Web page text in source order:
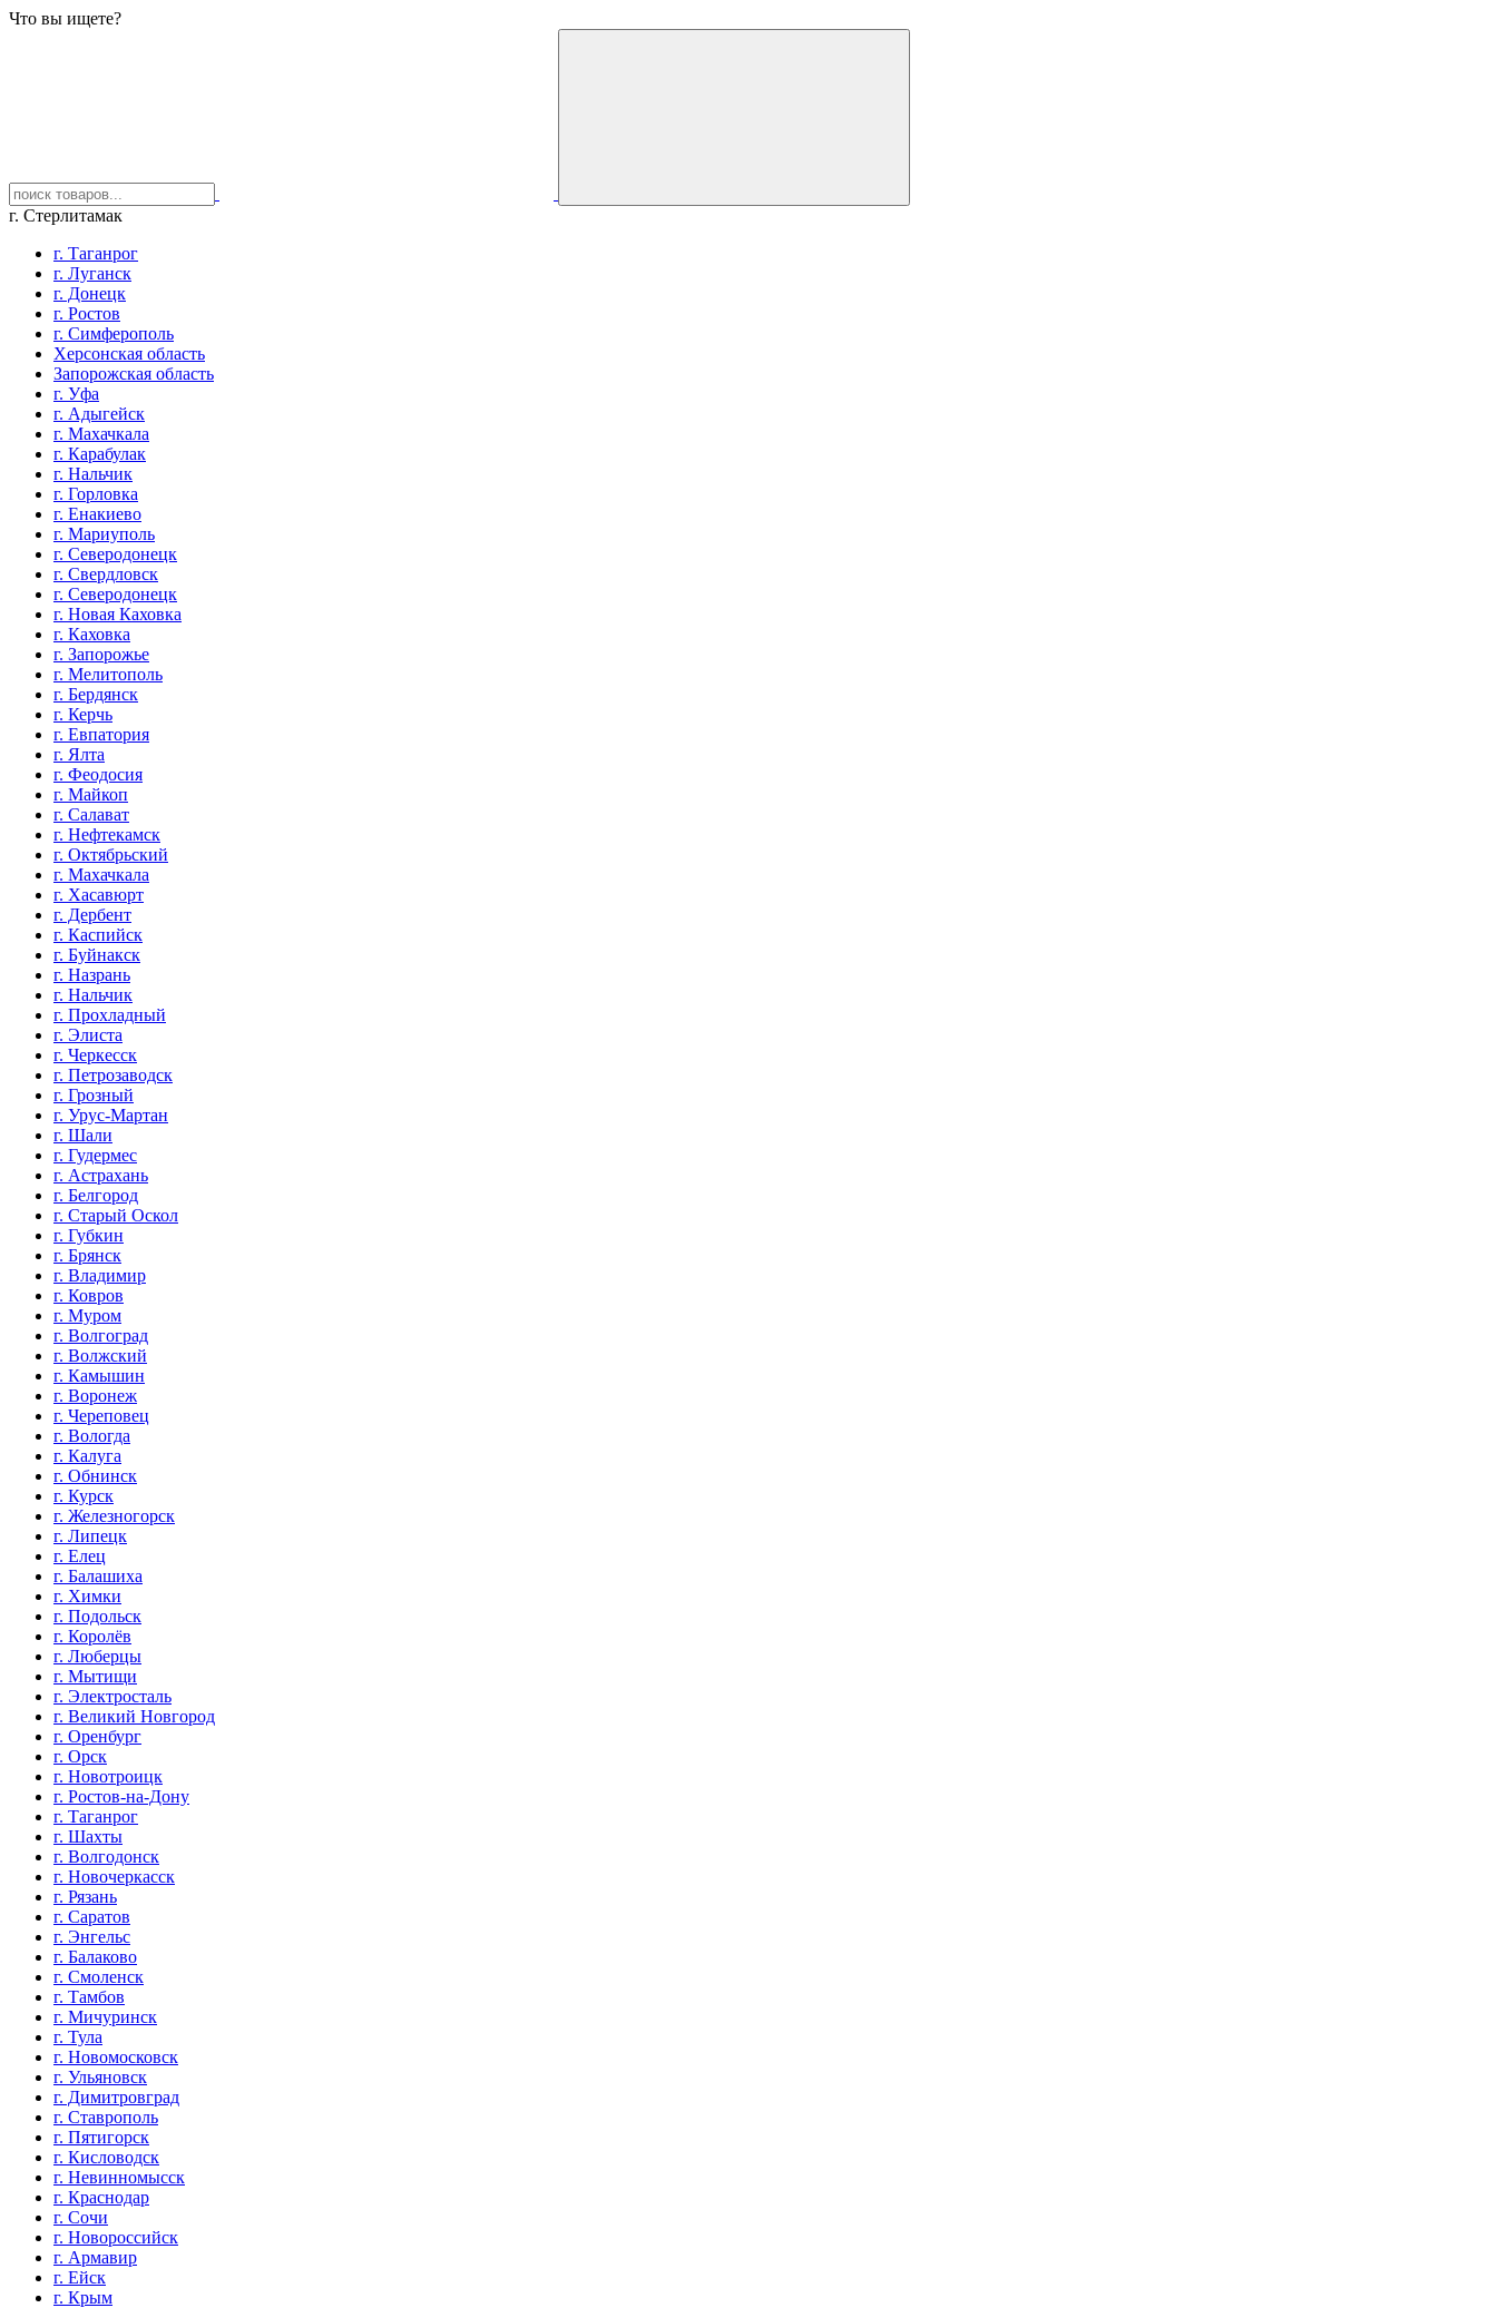
Что вы ищете?
г. Стерлитамак
г. Таганрог
г. Луганск
г. Донецк
г. Ростов
г. Симферополь
Херсонская область
Запорожская область
г. Уфа
г. Адыгейск
г. Махачкала
г. Карабулак
г. Нальчик
г. Горловка
г. Енакиево
г. Мариуполь
г. Северодонецк
г. Свердловск
г. Северодонецк
г. Новая Каховка
г. Каховка
г. Запорожье
г. Мелитополь
г. Бердянск
г. Керчь
г. Евпатория
г. Ялта
г. Феодосия
г. Майкоп
г. Салават
г. Нефтекамск
г. Октябрьский
г. Махачкала
г. Хасавюрт
г. Дербент
г. Каспийск
г. Буйнакск
г. Назрань
г. Нальчик
г. Прохладный
г. Элиста
г. Черкесск
г. Петрозаводск
г. Грозный
г. Урус-Мартан
г. Шали
г. Гудермес
г. Астрахань
г. Белгород
г. Старый Оскол
г. Губкин
г. Брянск
г. Владимир
г. Ковров
г. Муром
г. Волгоград
г. Волжский
г. Камышин
г. Воронеж
г. Череповец
г. Вологда
г. Калуга
г. Обнинск
г. Курск
г. Железногорск
г. Липецк
г. Елец
г. Балашиха
г. Химки
г. Подольск
г. Королёв
г. Люберцы
г. Мытищи
г. Электросталь
г. Великий Новгород
г. Оренбург
г. Орск
г. Новотроицк
г. Ростов-на-Дону
г. Таганрог
г. Шахты
г. Волгодонск
г. Новочеркасск
г. Рязань
г. Саратов
г. Энгельс
г. Балаково
г. Смоленск
г. Тамбов
г. Мичуринск
г. Тула
г. Новомосковск
г. Ульяновск
г. Димитровград
г. Ставрополь
г. Пятигорск
г. Кисловодск
г. Невинномысск
г. Краснодар
г. Сочи
г. Новороссийск
г. Армавир
г. Ейск
г. Крым